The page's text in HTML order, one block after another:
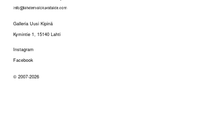
Galleria Uusi Kipinä
Kymintie 1, 15140 Lahti
Instagram
Facebook
© 2007-2026